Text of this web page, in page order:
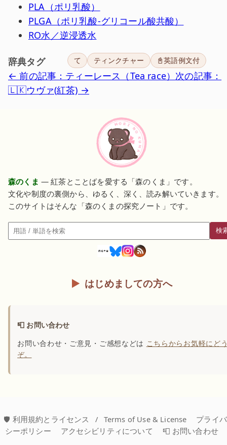
PLA（ポリ乳酸）
PLGA（ポリ乳酸-グリコール酸共酸）
RO水／逆浸透水
辞典タグ て ティンクチャー 📓英語例文付
← 前の記事：ティーレース（Tea race） 次の記事：
🇱🇰ウヴァ(紅茶) →
森のくま — 紅茶とことばを愛する「森のくま」です。
文化や制度の裏側から、ゆるく、深く、読み解いていきます。
このサイトはそんな「森のくまの探究ノート」です。
検索
検
はじめましての方へ
📮 お問い合わせ
お問い合わせ・ご意見・ご感想などは こちらからお気軽にど
ぞ。
🛡️ 利用規約とライセンス / Terms of Use & License
プライバ
シーポリシー
アクセシビリティについて 📮 お問い合わせ